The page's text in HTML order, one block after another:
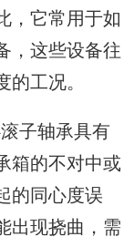
，它常用于如
，这些设备往
工况。
子轴承具有
箱的不对中或
的同心度误
出现挠曲，需